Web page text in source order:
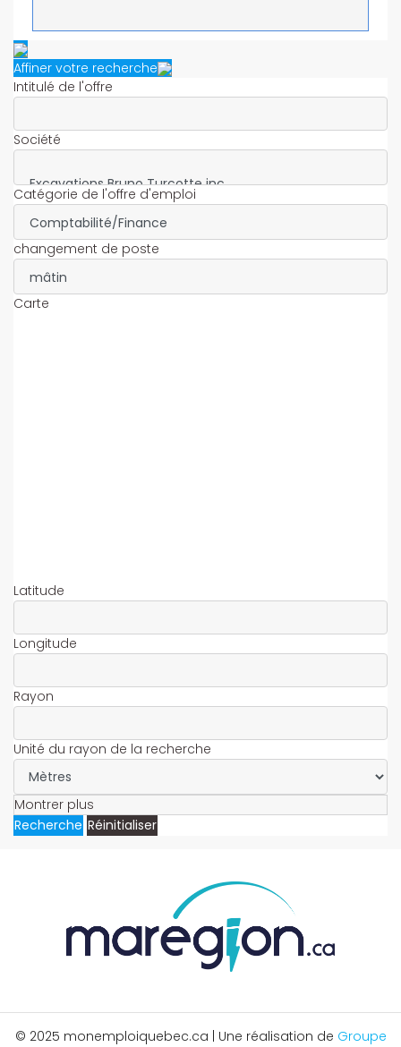
Affiner votre recherche
Intitulé de l'offre
Société
Catégorie de l'offre d'emploi
changement de poste
Carte
Latitude
Longitude
Rayon
Unité du rayon de la recherche
Montrer plus
Recherche Réinitialiser
© 2025 monemploiquebec.ca | Une réalisation de Groupe